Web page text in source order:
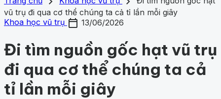
Chủ đề
Khám phá khoa học 434 Khoa học vũ trụ
nghệ
84
Gợi ý danh mục
Khám phá khoa họcKhoa học vũ trụ
vũ trụ đi qua cơ thể chúng ta cả tỉ lần mỗi giây
Khoa học vũ trụ calendar_today 13/06/2026
Đi tìm nguồn gốc hạt vũ trụ
đi qua cơ thể chúng ta cả
tỉ lần mỗi giây